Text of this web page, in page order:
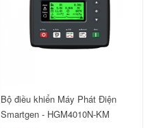
Bộ điều khiển Máy Phát Điện
Smartgen - HGM4010N-KM